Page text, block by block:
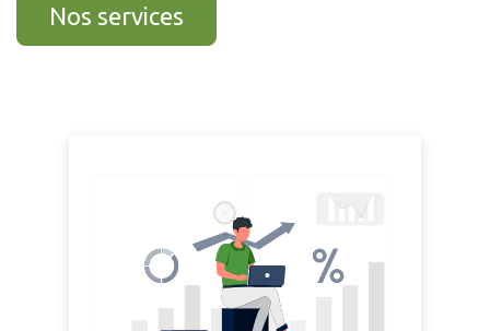
Nos services